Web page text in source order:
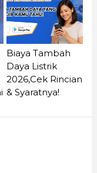
Biaya Tambah
Daya Listrik
2026,Cek Rincian
& Syaratnya!